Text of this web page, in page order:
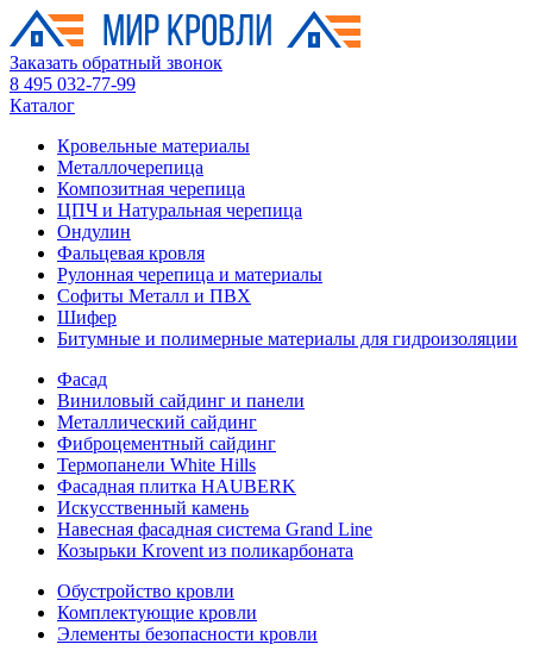
Заказать обратный звонок
8 495 032-77-99
Каталог
Кровельные материалы
Металлочерепица
Композитная черепица
ЦПЧ и Натуральная черепица
Ондулин
Фальцевая кровля
Рулонная черепица и материалы
Софиты Металл и ПВХ
Шифер
Битумные и полимерные материалы для гидроизоляции
Фасад
Виниловый сайдинг и панели
Металлический сайдинг
Фиброцементный сайдинг
Термопанели White Hills
Фасадная плитка HAUBERK
Искусственный камень
Навесная фасадная система Grand Line
Козырьки Krovent из поликарбоната
Обустройство кровли
Комплектующие кровли
Элементы безопасности кровли